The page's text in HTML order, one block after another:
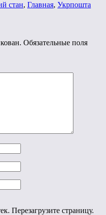
стан, Главная, Укрпошта
Обязательные поля
Перезагрузите страницу.